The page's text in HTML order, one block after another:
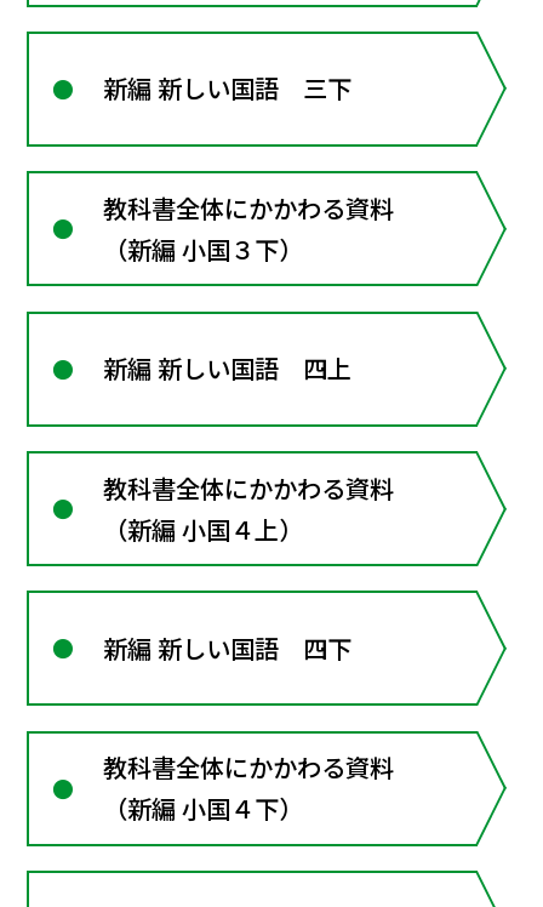
新編 新しい国語 三下
教科書全体にかかわる資料
（新編 小国３下）
新編 新しい国語 四上
教科書全体にかかわる資料
（新編 小国４上）
新編 新しい国語 四下
教科書全体にかかわる資料
（新編 小国４下）